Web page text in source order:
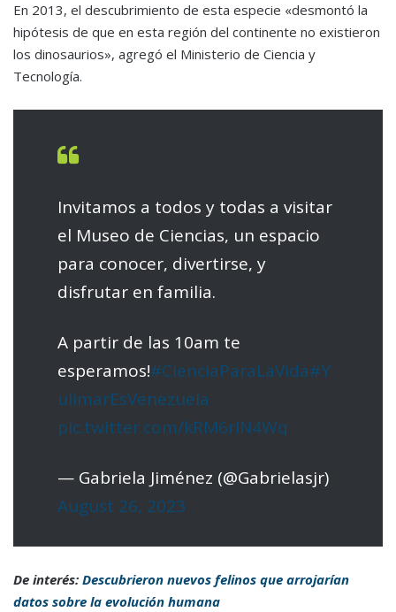
En 2013, el descubrimiento de esta especie «desmontó la
hipótesis de que en esta región del continente no existieron
los dinosaurios», agregó el Ministerio de Ciencia y
Tecnología.
Invitamos a todos y todas a visitar
el Museo de Ciencias, un espacio
para conocer, divertirse, y
disfrutar en familia.
A partir de las 10am te
esperamos!#CienciaParaLaVida#Y
ulimarEsVenezuela
pic.twitter.com/kRM6rIN4Wq
— Gabriela Jiménez (@Gabrielasjr)
August 26, 2023
De interés: Descubrieron nuevos felinos que arrojarían
datos sobre la evolución humana